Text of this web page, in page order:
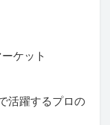
ケット
活躍するプロの